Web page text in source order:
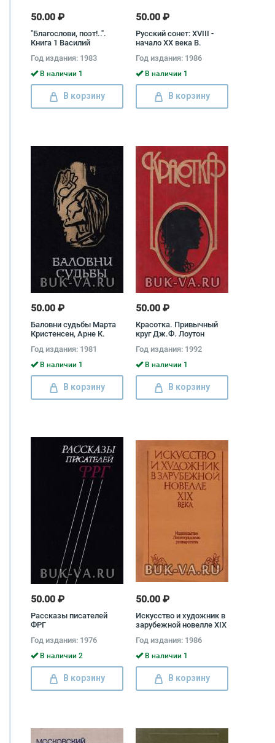
50.00 ₽
"Благослови, поэт!..".
Книга 1 Василий
Радищев, Михаил
Ломоносов, Денис
Давыдов, Константин
Батюшков, Василий
Тредиаковский
Год издания: 1983
В наличии 1
В корзину
50.00 ₽
Русский сонет: XVIII -
начало XX века В.
Год издания: 1986
В наличии 1
В корзину
50.00 ₽
Баловни судьбы Марта
Кристенсен, Арне К.
Ховардсхолм
Год издания: 1981
В наличии 1
В корзину
50.00 ₽
Красотка. Привычный
круг Дж.Ф. Лоутон
Год издания: 1992
В наличии 1
В корзину
50.00 ₽
Рассказы писателей
ФРГ
Год издания: 1976
В наличии 2
В корзину
50.00 ₽
Искусство и художник в
зарубежной новелле XIX
Год издания: 1986
В наличии 1
В корзину